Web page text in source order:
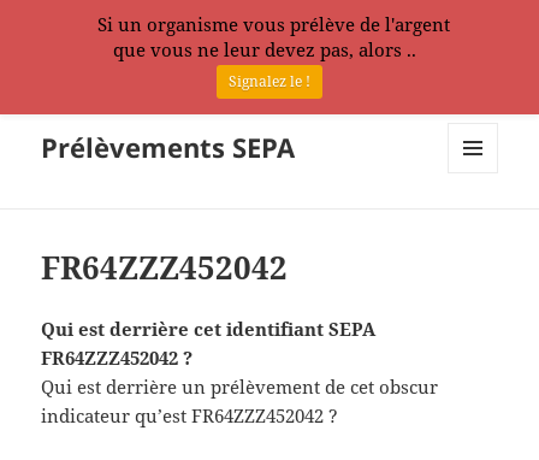
Prélèvements SEPA
FR64ZZZ452042
Qui est derrière cet identifiant SEPA
FR64ZZZ452042 ?
Qui est derrière un prélèvement de cet obscur
indicateur qu’est FR64ZZZ452042 ?
Si un organisme vous prélève de l'argent
que vous ne leur devez pas, alors ..
Signalez le !